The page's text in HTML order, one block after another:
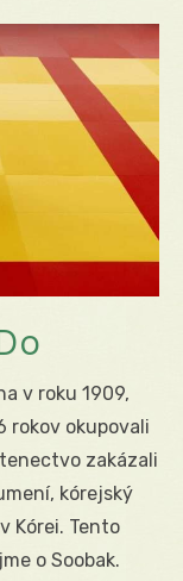
v roku 1909,
rokov okupovali
zakázali
kórejský
Kórei. Tento
o Soobak.